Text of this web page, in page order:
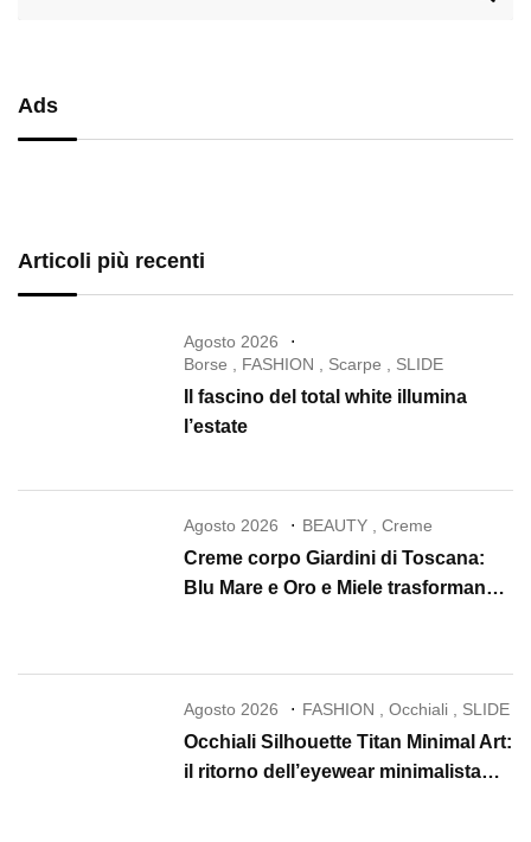
Ads
Articoli più recenti
Agosto 2026
Borse , FASHION , Scarpe , SLIDE
Il fascino del total white illumina
l’estate
Agosto 2026 BEAUTY ,Creme
Creme corpo Giardini di Toscana:
Blu Mare e Oro e Miele trasformano
Agosto 2026 FASHION ,Occhiali SLIDE
Occhiali Silhouette Titan Minimal Art:
il ritorno dell’eyewear minimalista